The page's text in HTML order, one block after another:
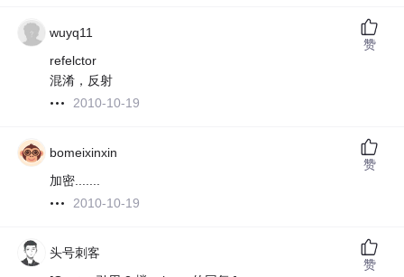
wuyq11
refelctor
混淆，反射
2010-10-19
赞
bomeixinxin
加密.......
2010-10-19
赞
头号刺客
赞